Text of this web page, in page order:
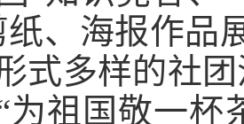
纸、海报作
式多样的社
为祖国敬一